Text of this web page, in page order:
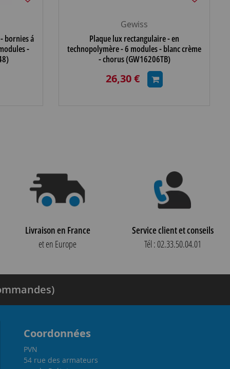
bornies á
-
Gewiss
Plaque lux rectangulaire - en
technopolymère - 6 modules - blanc crème
- chorus (GW16206TB)
26,30 €
Livraison en France
et en Europe
Service client et conseils
Tél : 02.33.50.04.01
Coordonnées
PVN
54 rue des armateurs